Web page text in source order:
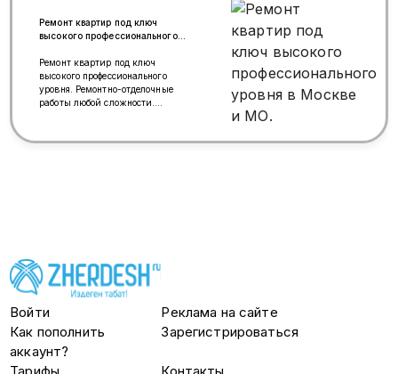
Ремонт квартир под ключ
высокого профессионального
Ремонт квартир под ключ
высокого профессионального
уровня. Ремонтно-отделочные
работы любой сложности.
строго по согласованной смете.
строительных материалов. Самые
выгодные цены и самый полный
комплекс услуг, по комплексной
18-18 С Уважением, Иван
Николаевич
Войти
Реклама на сайте
Как пополнить
аккаунт?
Зарегистрироваться